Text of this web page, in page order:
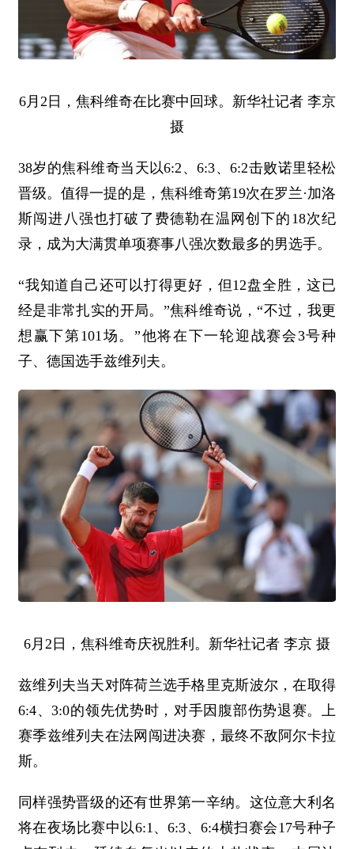
6月2日，焦科维奇在比赛中回球。新华社记者 李京
摄
38岁的焦科维奇当天以6:2、6:3、6:2击败诺里轻松
晋级。值得一提的是，焦科维奇第19次在罗兰·加洛
斯闯进八强也打破了费德勒在温网创下的18次纪
录，成为大满贯单项赛事八强次数最多的男选手。
“我知道自己还可以打得更好，但12盘全胜，这已
经是非常扎实的开局。”焦科维奇说，“不过，我更
想赢下第101场。”他将在下一轮迎战赛会3号种
子、德国选手兹维列夫。
6月2日，焦科维奇庆祝胜利。新华社记者 李京 摄
兹维列夫当天对阵荷兰选手格里克斯波尔，在取得
6:4、3:0的领先优势时，对手因腹部伤势退赛。上
赛季兹维列夫在法网闯进决赛，最终不敌阿尔卡拉
斯。
同样强势晋级的还有世界第一辛纳。这位意大利名
将在夜场比赛中以6:1、6:3、6:4横扫赛会17号种子